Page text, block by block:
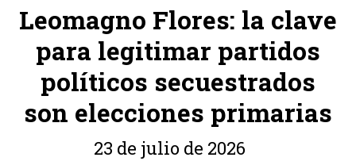
Leomagno Flores: la clave
para legitimar partidos
políticos secuestrados
son elecciones primarias
23 de julio de 2026